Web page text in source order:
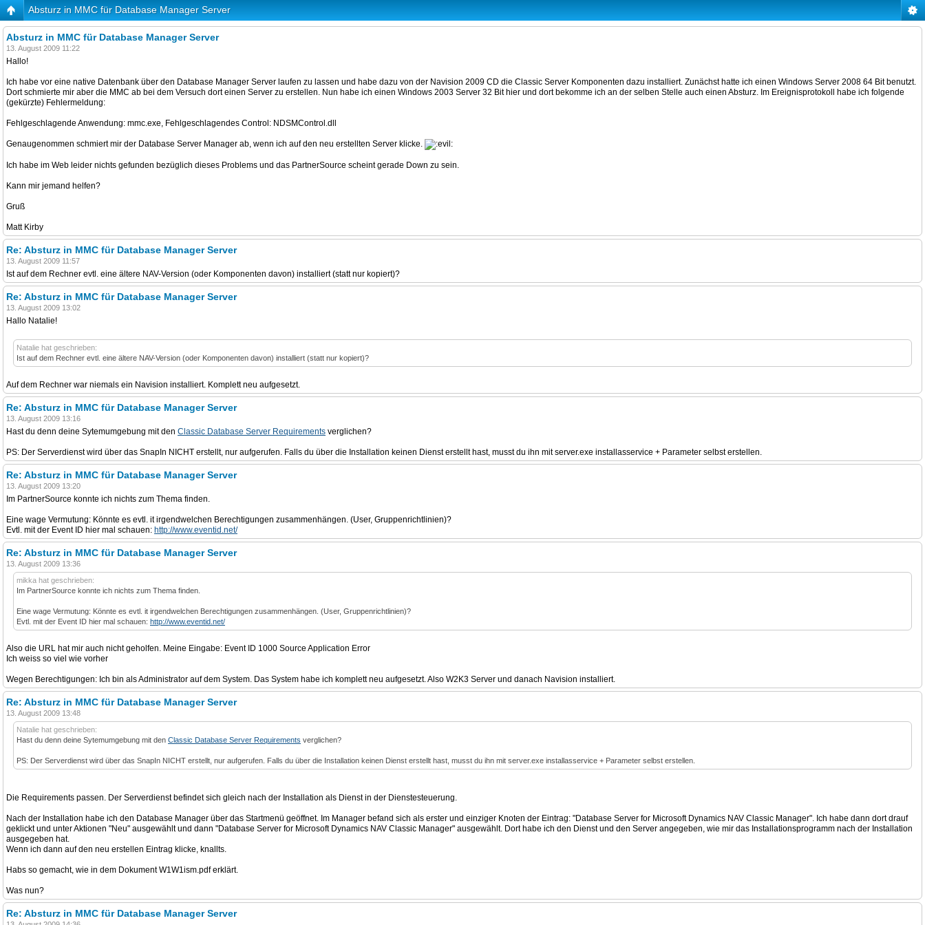
Absturz in MMC für Database Manager Server
Absturz in MMC für Database Manager Server
13. August 2009 11:22
Hallo!
Ich habe vor eine native Datenbank über den Database Manager Server laufen zu lassen und habe dazu von der Navision 2009 CD die Classic Server Komponenten dazu installiert. Zunächst hatte ich einen Windows Server 2008 64 Bit benutzt.
Dort schmierte mir aber die MMC ab bei dem Versuch dort einen Server zu erstellen. Nun habe ich einen Windows 2003 Server 32 Bit hier und dort bekomme ich an der selben Stelle auch einen Absturz. Im Ereignisprotokoll habe ich folgende
(gekürzte) Fehlermeldung:
Fehlgeschlagende Anwendung: mmc.exe, Fehlgeschlagendes Control: NDSMControl.dll
Genaugenommen schmiert mir der Database Server Manager ab, wenn ich auf den neu erstellten Server klicke.
Ich habe im Web leider nichts gefunden bezüglich dieses Problems und das PartnerSource scheint gerade Down zu sein.
Kann mir jemand helfen?
Gruß
Matt Kirby
Re: Absturz in MMC für Database Manager Server
13. August 2009 11:57
Ist auf dem Rechner evtl. eine ältere NAV-Version (oder Komponenten davon) installiert (statt nur kopiert)?
Re: Absturz in MMC für Database Manager Server
13. August 2009 13:02
Hallo Natalie!
Natalie hat geschrieben:
Ist auf dem Rechner evtl. eine ältere NAV-Version (oder Komponenten davon) installiert (statt nur kopiert)?
Auf dem Rechner war niemals ein Navision installiert. Komplett neu aufgesetzt.
Re: Absturz in MMC für Database Manager Server
13. August 2009 13:16
Hast du denn deine Sytemumgebung mit den Classic Database Server Requirements verglichen?
PS: Der Serverdienst wird über das SnapIn NICHT erstellt, nur aufgerufen. Falls du über die Installation keinen Dienst erstellt hast, musst du ihn mit server.exe installasservice + Parameter selbst erstellen.
Re: Absturz in MMC für Database Manager Server
13. August 2009 13:20
Im PartnerSource konnte ich nichts zum Thema finden.
Eine wage Vermutung: Könnte es evtl. it irgendwelchen Berechtigungen zusammenhängen. (User, Gruppenrichtlinien)?
Evtl. mit der Event ID hier mal schauen: http://www.eventid.net/
Re: Absturz in MMC für Database Manager Server
13. August 2009 13:36
mikka hat geschrieben:
Im PartnerSource konnte ich nichts zum Thema finden.
Eine wage Vermutung: Könnte es evtl. it irgendwelchen Berechtigungen zusammenhängen. (User, Gruppenrichtlinien)?
Evtl. mit der Event ID hier mal schauen: http://www.eventid.net/
Also die URL hat mir auch nicht geholfen. Meine Eingabe: Event ID 1000 Source Application Error
Ich weiss so viel wie vorher
Wegen Berechtigungen: Ich bin als Administrator auf dem System. Das System habe ich komplett neu aufgesetzt. Also W2K3 Server und danach Navision installiert.
Re: Absturz in MMC für Database Manager Server
13. August 2009 13:48
Natalie hat geschrieben:
Hast du denn deine Sytemumgebung mit den Classic Database Server Requirements verglichen?
PS: Der Serverdienst wird über das SnapIn NICHT erstellt, nur aufgerufen. Falls du über die Installation keinen Dienst erstellt hast, musst du ihn mit server.exe installasservice + Parameter selbst erstellen.
Die Requirements passen. Der Serverdienst befindet sich gleich nach der Installation als Dienst in der Dienstesteuerung.
Nach der Installation habe ich den Database Manager über das Startmenü geöffnet. Im Manager befand sich als erster und einziger Knoten der Eintrag: "Database Server for Microsoft Dynamics NAV Classic Manager". Ich habe dann dort drauf
geklickt und unter Aktionen "Neu" ausgewählt und dann "Database Server for Microsoft Dynamics NAV Classic Manager" ausgewählt. Dort habe ich den Dienst und den Server angegeben, wie mir das Installationsprogramm nach der Installation
ausgegeben hat.
Wenn ich dann auf den neu erstellen Eintrag klicke, knallts.
Habs so gemacht, wie in dem Dokument W1W1ism.pdf erklärt.
Was nun?
Re: Absturz in MMC für Database Manager Server